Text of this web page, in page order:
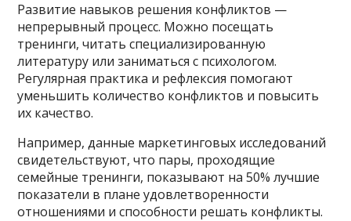
Развитие навыков решения конфликтов —
непрерывный процесс. Можно посещать
тренинги, читать специализированную
литературу или заниматься с психологом.
Регулярная практика и рефлексия помогают
уменьшить количество конфликтов и повысить
их качество.
Например, данные маркетинговых исследований
свидетельствуют, что пары, проходящие
семейные тренинги, показывают на 50% лучшие
показатели в плане удовлетворенности
отношениями и способности решать конфликты.